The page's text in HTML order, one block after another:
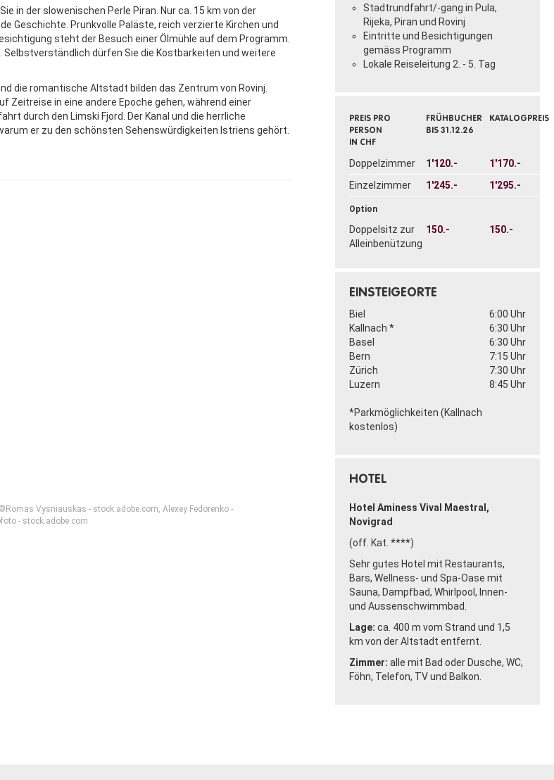
in der slowenischen Perle Piran. Nur ca. 15 km von der
Geschichte. Prunkvolle Paläste, reich verzierte Kirchen und
steht der Besuch einer Ölmühle auf dem Programm.
Selbstverständlich dürfen Sie die Kostbarkeiten und weitere
die romantische Altstadt bilden das Zentrum von Rovinj.
Zeitreise in eine andere Epoche gehen, während einer
durch den Limski Fjord. Der Kanal und die herrliche
er zu den schönsten Sehenswürdigkeiten Istriens gehört.
Vysniauskas - stock.adobe.com, Alexey Fedorenko -
- stock.adobe.com
Stadtrundfahrt/-gang in Pula,
Rijeka, Piran und Rovinj
Eintritte und Besichtigungen
gemäss Programm
Lokale Reiseleitung 2. - 5. Tag
PREIS PRO
PERSON
IN CHF
FRÜHBUCHER
BIS 31.12.26
KATALOGPREIS
Doppelzimmer 1'120.-
1'170.-
Einzelzimmer
1'245.- 1'295.-
Option
Doppelsitz zur
Alleinbenützung
150.- 150.-
EINSTEIGEORTE
Biel
6:00 Uhr
Kallnach *
6:30 Uhr
Basel
6:30 Uhr
Bern
7:15 Uhr
Zürich
7:30 Uhr
Luzern
8:45 Uhr
*Parkmöglichkeiten (Kallnach
kostenlos)
HOTEL
Hotel Aminess Vival Maestral,
Novigrad
(off. Kat. ****)
Sehr gutes Hotel mit Restaurants,
Bars, Wellness- und Spa-Oase mit
Sauna, Dampfbad, Whirlpool, Innen-
und Aussenschwimmbad.
Lage: ca. 400 m vom Strand und 1,5
km von der Altstadt entfernt.
Zimmer: alle mit Bad oder Dusche, WC,
Föhn, Telefon, TV und Balkon.